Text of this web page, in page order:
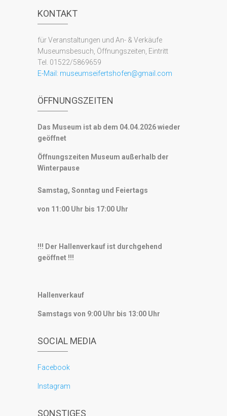
KONTAKT
für Veranstaltungen und An- & Verkäufe
Museumsbesuch, Öffnungszeiten, Eintritt
Tel. 01522/5869659
E-Mail: museumseifertshofen@gmail.com
ÖFFNUNGSZEITEN
Das Museum ist ab dem 04.04.2026 wieder
geöffnet
Öffnungszeiten Museum außerhalb der
Winterpause
Samstag, Sonntag und Feiertags
von 11:00 Uhr bis 17:00 Uhr
!!! Der Hallenverkauf ist durchgehend
geöffnet !!!
Hallenverkauf
Samstags von 9:00 Uhr bis 13:00 Uhr
SOCIAL MEDIA
Facebook
Instagram
SONSTIGES